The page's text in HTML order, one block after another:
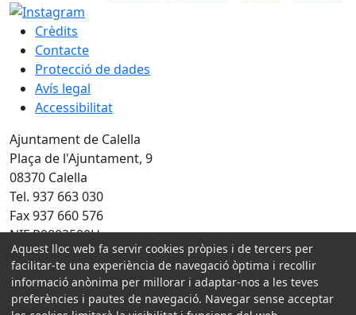
Crèdits
Contacte
Protecció de dades
Avís legal
Accessibilitat
Ajuntament de Calella
Plaça de l'Ajuntament, 9
08370 Calella
Tel. 937 663 030
Fax 937 660 576
NIF P0803500H
Amb la col·laboració de:
Aquest lloc web fa servir cookies pròpies i de tercers per
facilitar-te una experiència de navegació òptima i recollir
informació anònima per millorar i adaptar-nos a les teves
preferències i pautes de navegació. Navegar sense acceptar